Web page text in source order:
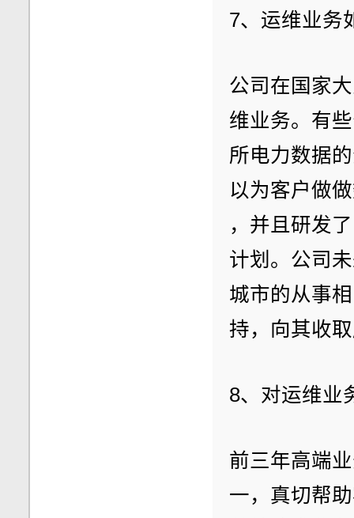
7、运维业务
公司在国家
维业务。有
所电力数据
以为客户做
，并且研发
计划。公司
城市的从事
持，向其收
8、对运维业
前三年高端
一，真切帮